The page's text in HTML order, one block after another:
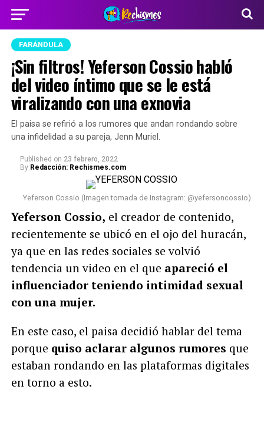
FARÁNDULA
¡Sin filtros! Yeferson Cossio habló
del video íntimo que se le está
viralizando con una exnovia
El paisa se refirió a los rumores que andan rondando sobre
una infidelidad a su pareja, Jenn Muriel.
Published on 23 febrero, 2022
By Redacción: Rechismes.com
Yeferson Cossio (Imagen tomada de Instagram: @yefersoncossio).
Yeferson Cossio, el creador de contenido,
recientemente se ubicó en el ojo del huracán,
ya que en las redes sociales se volvió
tendencia un video en el que apareció el
influenciador teniendo intimidad sexual
con una mujer.
En este caso, el paisa decidió hablar del tema
porque quiso aclarar algunos rumores que
estaban rondando en las plataformas digitales
en torno a esto.